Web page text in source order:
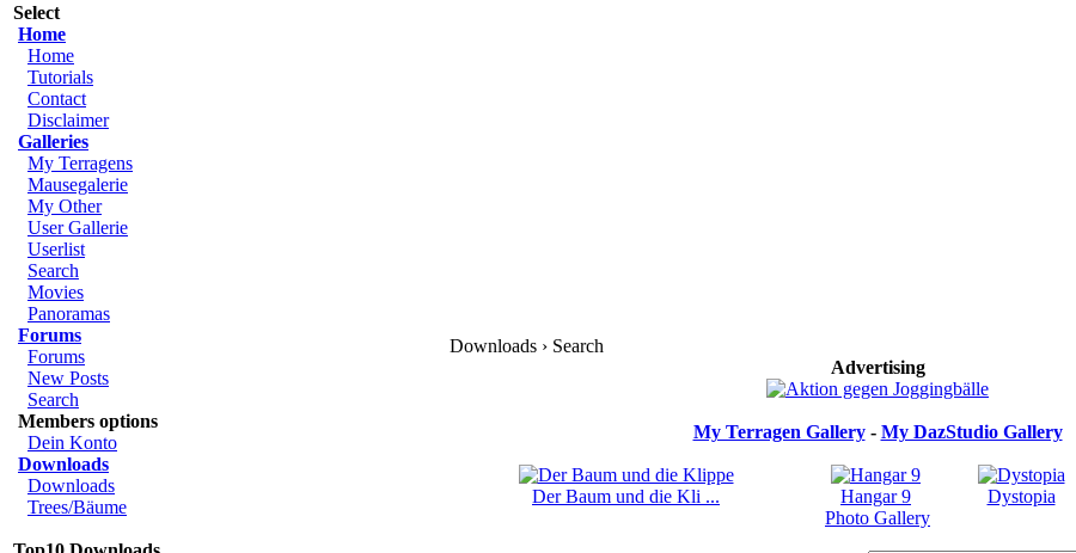
Select
Home
Home
Tutorials
Contact
Disclaimer
Galleries
My Terragens
Mausegalerie
My Other
User Gallerie
Userlist
Search
Movies
Panoramas
Forums
Forums
New Posts
Search
Members options
Dein Konto
Downloads
Downloads
Trees/Bäume
Downloads › Search
Advertising
My Terragen Gallery- My DazStudio Gallery
Der Baum und die Kli ... Hangar 9 Dystopia
Photo Gallery